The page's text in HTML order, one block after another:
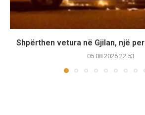
Shpërthen vetura në Gjilan, një
05.08.2026 22:53